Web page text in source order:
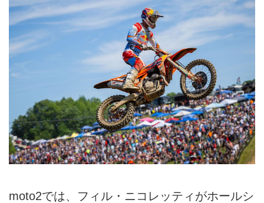
moto2では、フィル・ニコレッティがホールシ